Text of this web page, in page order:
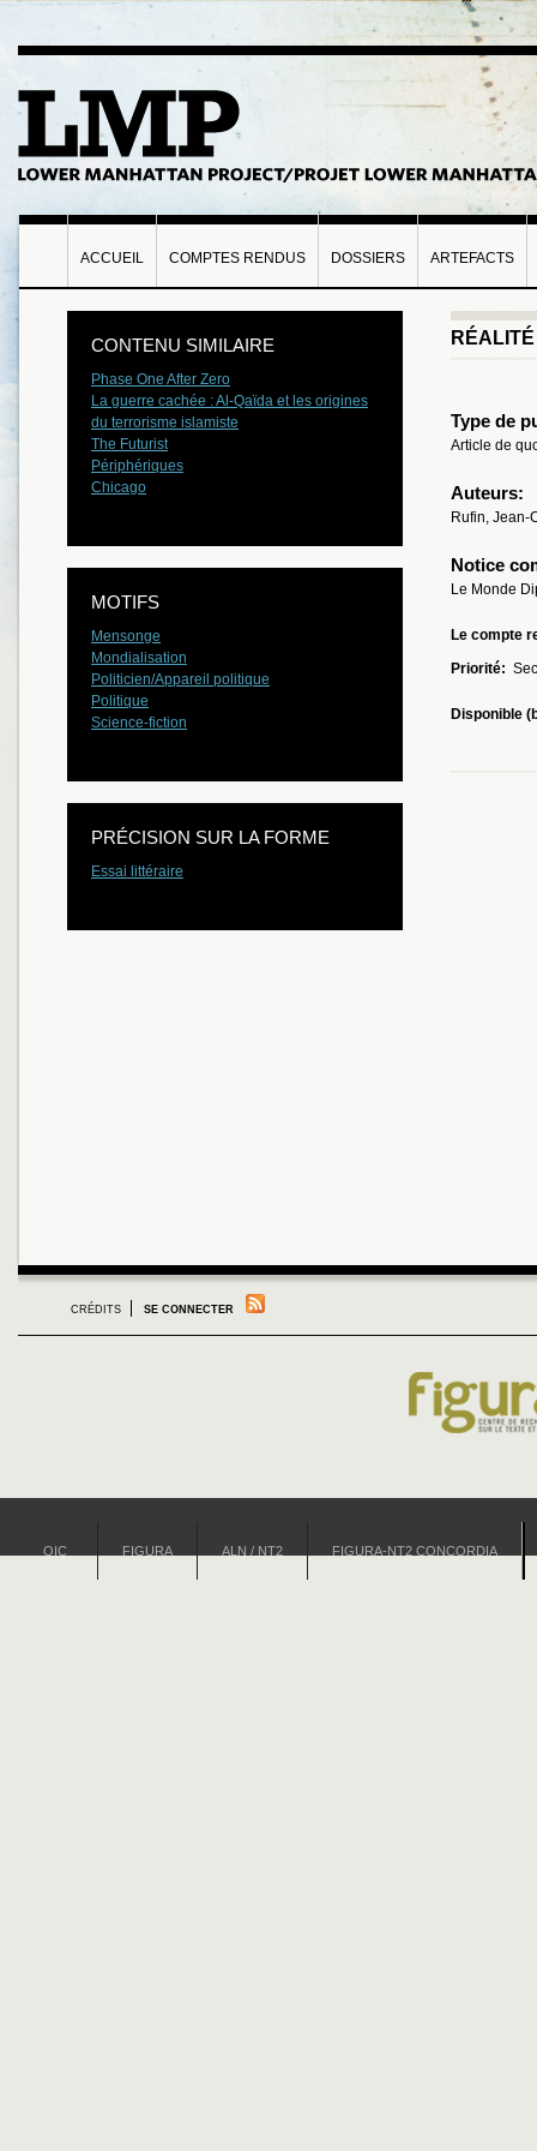
ACCUEIL COMPTES RENDUS DOSSIERS ARTEFACTS
Type de
Article de
Auteurs:
Rufin, Jean-
Notice
Le Monde
Le compte
Priorité:
Disponible
CONTENU SIMILAIRE
Phase One After Zero
La guerre cachée : Al-Qaïda et les origines
du terrorisme islamiste
The Futurist
Périphériques
Chicago
MOTIFS
Mensonge
Mondialisation
Politicien/Appareil politique
Politique
Science-fiction
PRÉCISION SUR LA FORME
Essai littéraire
CRÉDITS SE CONNECTER
OIC FIGURA ALN / NT2 FIGURA-NT2 CONCORDIA